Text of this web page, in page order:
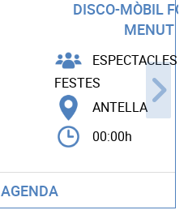
DISCO-MÒBIL
MENUT
ESPECTACLES
FESTES
ANTELLA
00:00h